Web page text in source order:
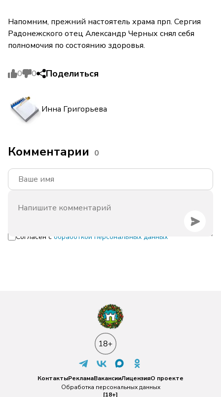
Напомним, прежний настоятель храма прп. Сергия
Радонежского отец Александр Черных снял себя
полномочия по состоянию здоровья.
0 0 Поделиться
Инна Григорьева
Комментарии 0
Согласен с обработкой персональных данных
КонтактыРекламаВакансииЛицензияО проекте
Обработка персональных данных
[18+]